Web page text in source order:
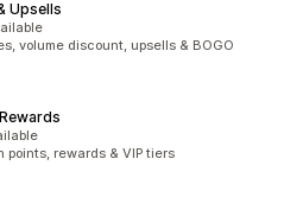
Upsells
volume discount, upsells & BOGO
points, rewards & VIP tiers